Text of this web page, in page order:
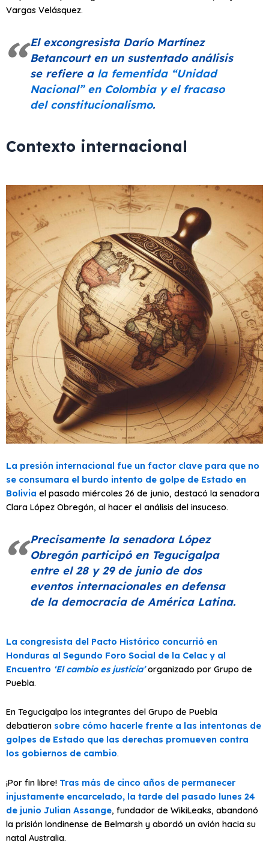
Vargas Velásquez.
El excongresista Darío Martínez
Betancourt en un sustentado análisis
se refiere a la fementida “Unidad
Nacional”en Colombia y el fracaso
del constitucionalismo.
Contexto internacional
La presión internacional fue un factor clave para que no
se consumara el burdo intento de golpe de Estado en
Bolivia el pasado miércoles 26 de junio, destacó la senadora
Clara López Obregón, al hacer el análisis del insuceso.
Precisamente la senadora López
Obregón participó en Tegucigalpa
entre el 28 y 29 de junio de dos
eventos internacionales en defensa
de la democracia de América Latina.
La congresista del Pacto Histórico concurrió en
Honduras al Segundo Foro Social de la Celac y al
Encuentro ‘El cambio es justicia’organizado por Grupo de
Puebla.
En Tegucigalpa los integrantes del Grupo de Puebla
debatieron sobre cómo hacerle frente a las intentonas de
golpes de Estado que las derechas promueven contra
los gobiernos de cambio.
¡Por fin libre! Tras más de cinco años de permanecer
injustamente encarcelado, la tarde del pasado lunes 24
de junio Julian Assange, fundador de WikiLeaks, abandonó
la prisión londinense de Belmarsh y abordó un avión hacia su
natal Australia.